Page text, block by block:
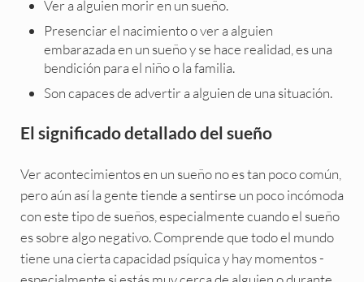
Ver a alguien morir en un sueño.
Presenciar el nacimiento o ver a alguien
embarazada en un sueño y se hace realidad, es una
bendición para el niño o la familia.
Son capaces de advertir a alguien de una situación.
El significado detallado del sueño
Ver acontecimientos en un sueño no es tan poco común,
pero aún así la gente tiende a sentirse un poco incómoda
con este tipo de sueños, especialmente cuando el sueño
es sobre algo negativo. Comprende que todo el mundo
tiene una cierta capacidad psíquica y hay momentos -